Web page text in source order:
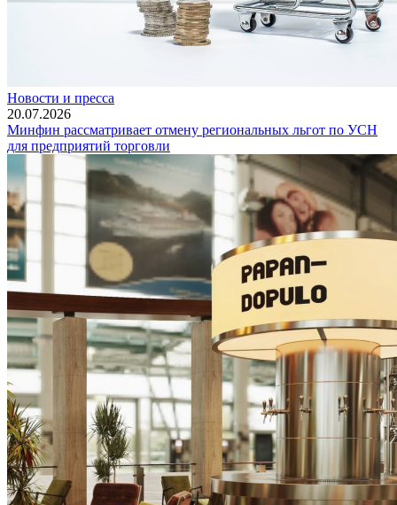
Новости и пресса
20.07.2026
Минфин рассматривает отмену региональных льгот по УСН
для предприятий торговли